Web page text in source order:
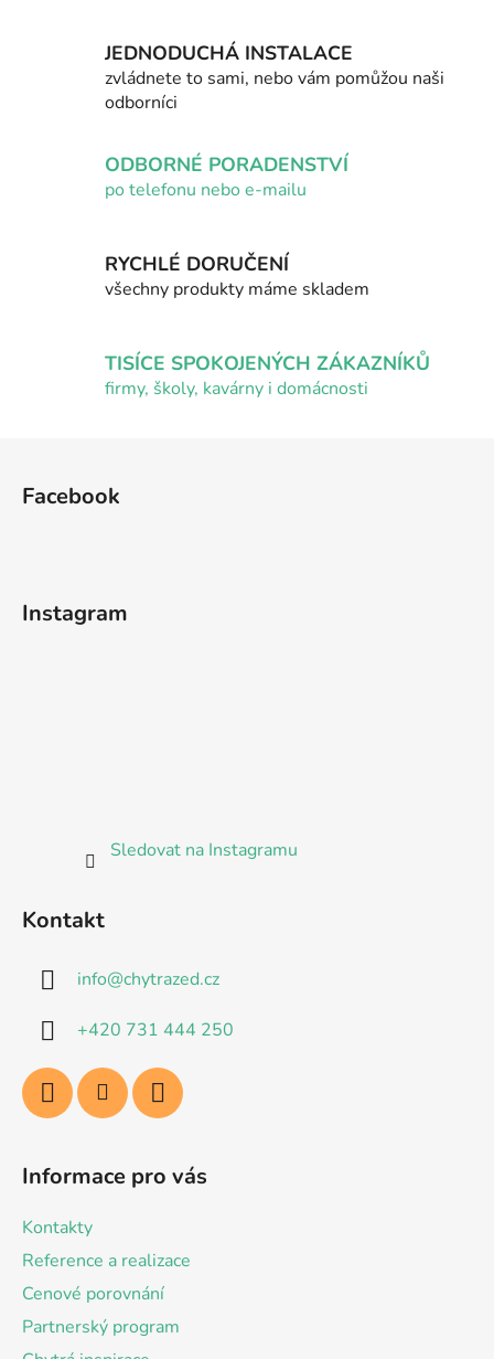
l
á
d
í
p
k
y
p
i
JEDNODUCHÁ INSTALACE
zvládnete to sami, nebo vám pomůžou naši
odborníci
ODBORNÉ PORADENSTVÍ
po telefonu nebo e-mailu
RYCHLÉ DORUČENÍ
všechny produkty máme skladem
TISÍCE SPOKOJENÝCH ZÁKAZNÍKŮ
firmy, školy, kavárny i domácnosti
Facebook
Instagram
Sledovat na Instagramu
Kontakt
info@chytrazed.cz
+420 731 444 250
Informace pro vás
Kontakty
Reference a realizace
Cenové porovnání
Partnerský program